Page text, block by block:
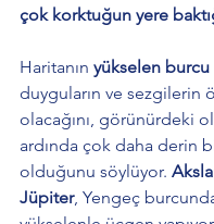
çok korktuğun yere
Haritanın yükselen burcu
duyguların ve sezgilerin
olacağını, görünürdeki
ardında çok daha derin
olduğunu söylüyor.
Jüpiter, Yengeç